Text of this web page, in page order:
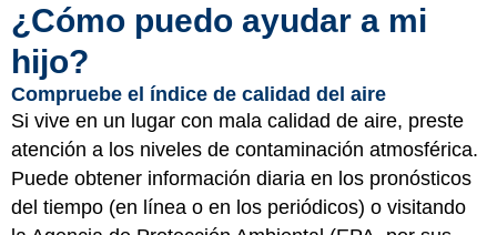
¿Cómo puedo ayudar a mi
hijo?
Compruebe el índice de calidad del aire
Si vive en un lugar con mala calidad de aire, preste
atención a los niveles de contaminación atmosférica.
Puede obtener información diaria en los pronósticos
del tiempo (en línea o en los periódicos) o visitando